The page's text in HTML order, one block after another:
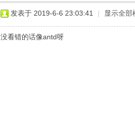
发表于 2019-6-6 23:03:41 | 显示全部
没看错的话像antd呀